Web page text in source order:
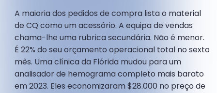
A maioria dos pedidos de compra lista o material
de CQ como um acessório. A equipa de vendas
chama-lhe uma rubrica secundária. Não é menor.
É 22% do seu orçamento operacional total no sexto
mês. Uma clínica da Flórida mudou para um
analisador de hemograma completo mais barato
em 2023. Eles economizaram $28.000 no preço de